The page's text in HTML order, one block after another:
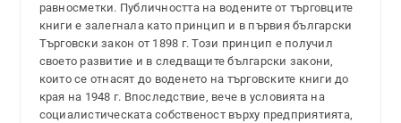
равносметки. Публичността на водените от търговците
книги е залегнала като принцип и в първия български
Търговски закон от 1898 г. Този принцип е получил
своето развитие и в следващите български закони,
които се отнасят до воденето на търговските книги до
края на 1948 г. Впоследствие, вече в условията на
социалистическата собственост върху предприятията,